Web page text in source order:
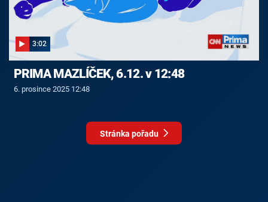
3:02
PRIMA MAZLÍČEK, 6.12. v 12:48
6. prosince 2025 12:48
Stránka pořadu